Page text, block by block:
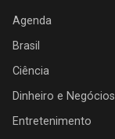
Agenda
Brasil
Ciência
Dinheiro e Negócios
Entretenimento